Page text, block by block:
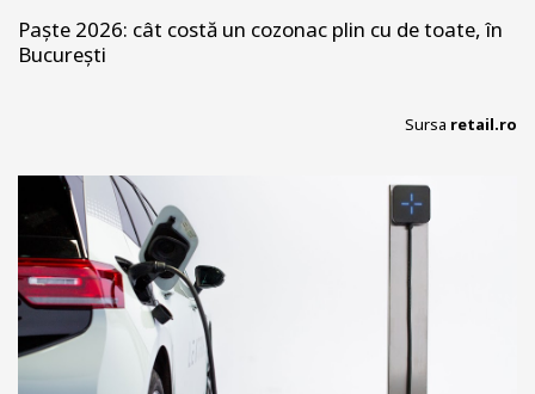
Paște 2026: cât costă un cozonac plin cu de toate, în
București
Sursa retail.ro